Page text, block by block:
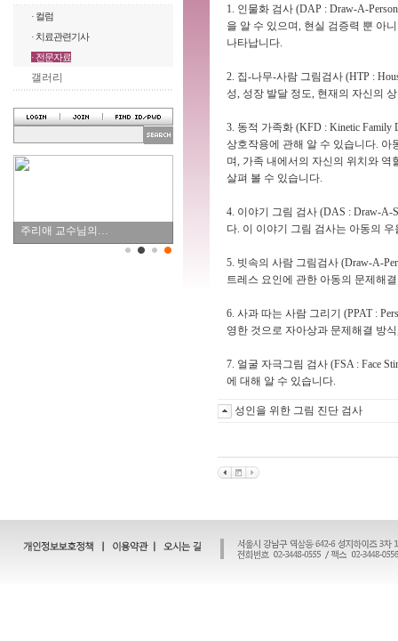
· 컬럼
· 치료관련기사
· 전문자료
갤러리
주리애 교수님의…
1. 인물화 검사 (DAP : Draw-A-
을 알 수 있으며, 현실 검증력 뿐 아
나타납니다.
2. 집-나무-사람 그림검사 (HTP :
성, 성장 발달 정도, 현재의 자신의
3. 동적 가족화 (KFD : Kinetic
상호작용에 관해 알 수 있습니다. 아
며, 가족 내에서의 자신의 위치와
살펴 볼 수 있습니다.
4. 이야기 그림 검사 (DAS : Draw-A-
다. 이 이야기 그림 검사는 아동의
5. 빗속의 사람 그림검사 (Draw-A-
트레스 요인에 관한 아동의 문제해
6. 사과 따는 사람 그리기 (PPAT :
영한 것으로 자아상과 문제해결 방
7. 얼굴 자극그림 검사 (FSA : Face
에 대해 알 수 있습니다.
성인을 위한 그림 진단 검사